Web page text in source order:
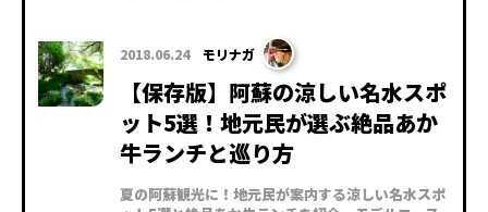
2018.06.24 モリナガ
【保存版】阿蘇の涼しい名水スポ
ット5選！地元民が選ぶ絶品あか
牛ランチと巡り方
夏の阿蘇観光に！地元民が案内する涼しい名水スポ